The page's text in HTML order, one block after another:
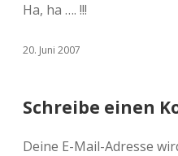
Ha, ha …. !!!
20. Juni 2007
Schreibe einen
Deine E-Mail-Adresse